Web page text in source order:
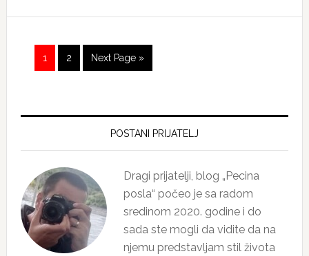
Page
1 Page
2
Go
to
Next Page »
Primary
POSTANI PRIJATELJ
Dragi prijatelji, blog „Pecina
posla“ počeo je sa radom
sredinom 2020. godine i do
sada ste mogli da vidite da na
njemu predstavljam stil života